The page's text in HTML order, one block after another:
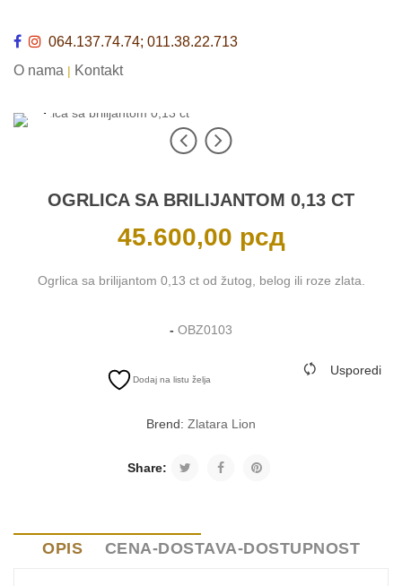
064.137.74.74; 011.38.22.713
O nama | Kontakt
OGRLICA SA BRILIJANTOM 0,13 CT
45.600,00 рсд
Ogrlica sa brilijantom 0,13 ct od žutog, belog ili roze zlata.
- OBZ0103
Dodaj na listu želja
Usporedi
Brend: Zlatara Lion
Share:
OPIS CENA-DOSTAVA-DOSTUPNOST